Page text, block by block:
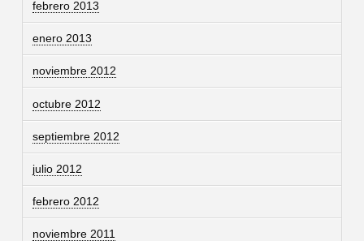
febrero 2013
enero 2013
noviembre 2012
octubre 2012
septiembre 2012
julio 2012
febrero 2012
noviembre 2011